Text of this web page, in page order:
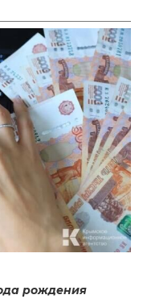
рождения